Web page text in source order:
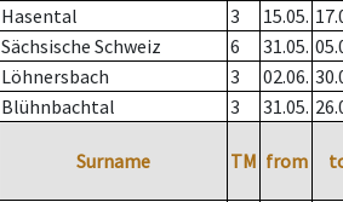
Hasental 3 15.05.
Sächsische Schweiz 6 31.05.
Löhnersbach 3 02.06.
Blühnbachtal 3 31.05.
Surname TM from